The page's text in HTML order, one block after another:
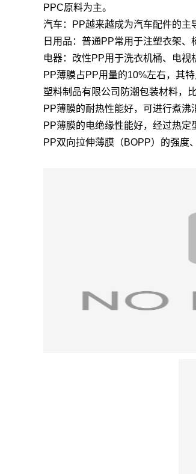
PPC原料为主。
汽车：PP越来越成为汽车配件的主
日用品：普通PP常用于注塑衣架、
电器：改性PP用于洗衣机桶、电视
PP薄膜占PP用量的10%左右，其
塑料制品有限公司防潮包装材料，
PP薄膜的耐热性能好，可进行煮沸
PP薄膜的电绝缘性能好，经过热定
PP双向拉伸薄膜（BOPP）的强度